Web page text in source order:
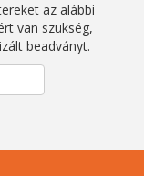
az alábbi
van szükség,
beadványt.